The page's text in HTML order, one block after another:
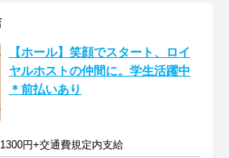
【ホール】笑顔でスタート、ロイ
ヤルホストの仲間に。学生活躍中
＊前払いあり
円+交通費規定内支給